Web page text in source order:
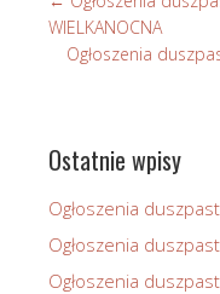
WIELKANOCNA
Ogłoszenia
Ostatnie wpisy
Ogłoszenia
Ogłoszenia
Ogłoszenia